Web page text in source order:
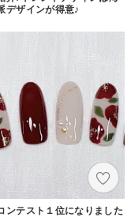
デザインが得意♪
ンテスト１位になりました